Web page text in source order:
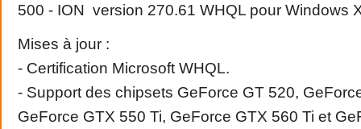
500 - ION version 270.61 WHQL pour Windows
Mises à jour :
- Certification Microsoft WHQL.
- Support des chipsets GeForce GT 520,
GeForce GTX 550 Ti, GeForce GTX 560 Ti et